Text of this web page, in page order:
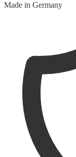
Made in Germany